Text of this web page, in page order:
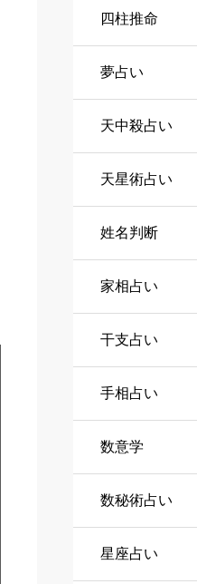
四柱推命
夢占い
天中殺占い
天星術占い
姓名判断
家相占い
干支占い
手相占い
数意学
数秘術占い
星座占い